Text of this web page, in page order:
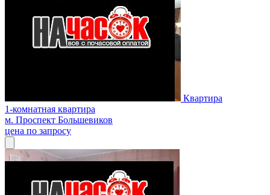
Квартира
1-комнатная квартира
м. Проспект Большевиков
цена по запросу